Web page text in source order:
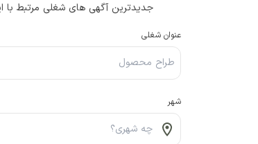
جدیدترین آگهی های شغلی مرتبط با
عنوان شغلی
شهر